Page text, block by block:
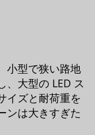
小型で狭い路地
、大型の LED ス
イズと耐荷重を
ンは大きすぎた